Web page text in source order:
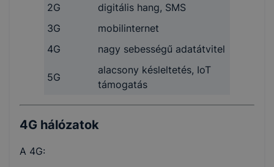
2G
digitális hang, SMS
3G
mobilinternet
4G
nagy sebességű adatátvitel
5G
alacsony késleltetés, IoT
támogatás
4G hálózatok
A 4G: